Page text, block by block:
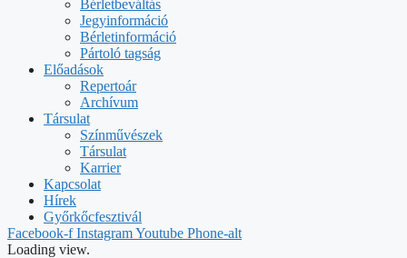
Bérletbeváltás
Jegyinformáció
Bérletinformáció
Pártoló tagság
Előadások
Repertoár
Archívum
Társulat
Színművészek
Társulat
Karrier
Kapcsolat
Hírek
Győrkőcfesztivál
Facebook-f InstagramYoutube Phone-alt
Loading view.